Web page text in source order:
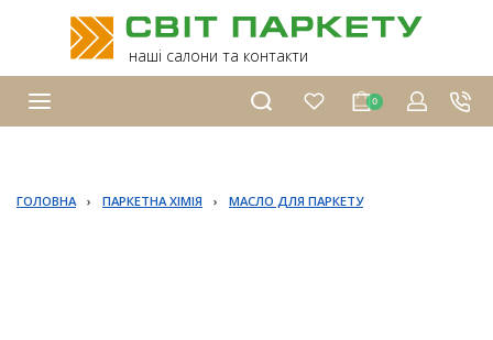
наші салони та контакти
0
ГОЛОВНА › ПАРКЕТНА ХІМІЯ › МАСЛО ДЛЯ ПАРКЕТУ